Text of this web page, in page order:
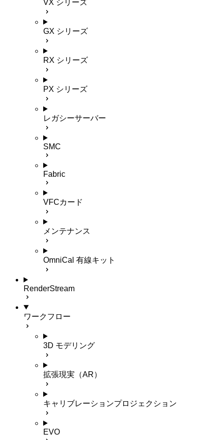
VX シリーズ
GX シリーズ
RX シリーズ
PX シリーズ
レガシーサーバー
SMC
Fabric
VFCカード
メンテナンス
OmniCal 有線キット
RenderStream
ワークフロー
3D モデリング
拡張現実（AR）
キャリブレーションプロジェクション
EVO